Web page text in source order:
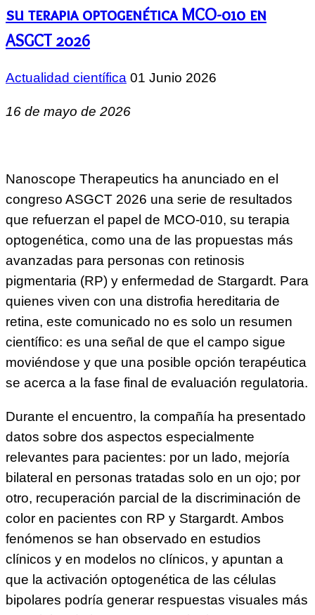
su terapia optogenética MCO-010 en
ASGCT 2026
Actualidad científica 01 Junio 2026
16 de mayo de 2026
Nanoscope Therapeutics ha anunciado en el
congreso ASGCT 2026 una serie de resultados
que refuerzan el papel de MCO-010, su terapia
optogenética, como una de las propuestas más
avanzadas para personas con retinosis
pigmentaria (RP) y enfermedad de Stargardt. Para
quienes viven con una distrofia hereditaria de
retina, este comunicado no es solo un resumen
científico: es una señal de que el campo sigue
moviéndose y que una posible opción terapéutica
se acerca a la fase final de evaluación regulatoria.
Durante el encuentro, la compañía ha presentado
datos sobre dos aspectos especialmente
relevantes para pacientes: por un lado, mejoría
bilateral en personas tratadas solo en un ojo; por
otro, recuperación parcial de la discriminación de
color en pacientes con RP y Stargardt. Ambos
fenómenos se han observado en estudios
clínicos y en modelos no clínicos, y apuntan a
que la activación optogenética de las células
bipolares podría generar respuestas visuales más